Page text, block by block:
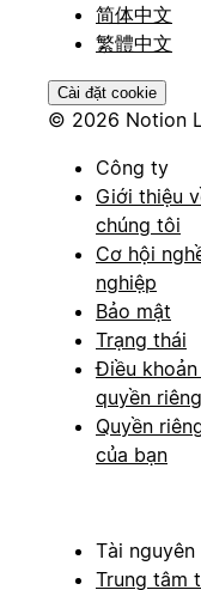
简体中文
繁體中文
Cài đặt cookie
© 2026 Notion
Công ty
Giới thiệu
chúng tôi
Cơ hội
nghiệp
Bảo mật
Trạng thái
Điều khoản
quyền
Quyền
của bạn
Tài nguyên
Trung tâm